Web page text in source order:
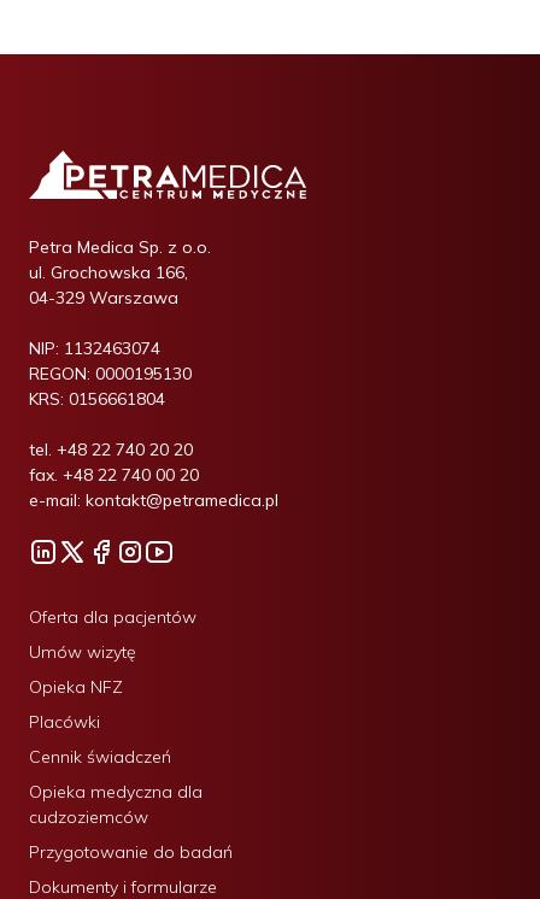
Petra Medica Sp. z o.o.
ul. Grochowska 166,
04-329 Warszawa
NIP: 1132463074
REGON: 0000195130
KRS: 0156661804
tel. +48 22 740 20 20
fax. +48 22 740 00 20
e-mail: kontakt@petramedica.pl
Oferta dla pacjentów
Umów wizytę
Opieka NFZ
Placówki
Cennik świadczeń
Opieka medyczna dla
cudzoziemców
Przygotowanie do badań
Dokumenty i formularze